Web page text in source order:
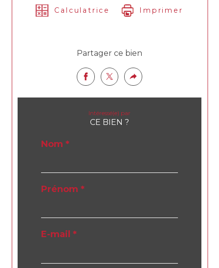
Calculatrice Imprimer
Partager ce bien
Intéressé(e) par
CE BIEN ?
Nom *
Prénom *
E-mail *